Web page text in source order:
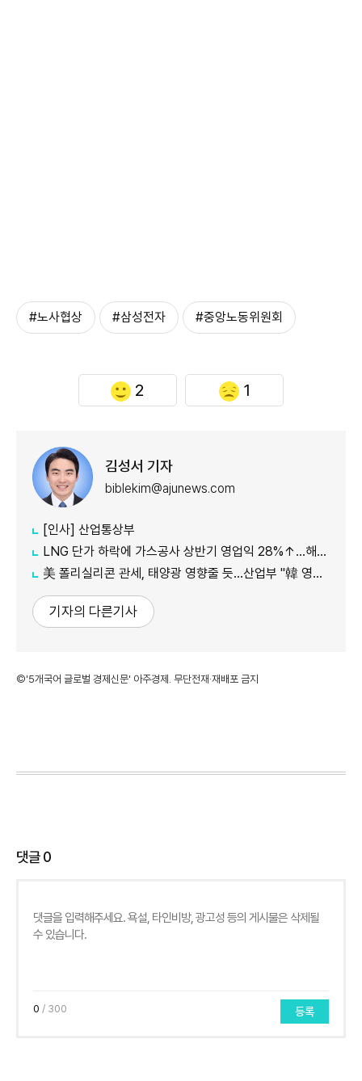
#노사협상 #삼성전자 #중앙노동위원회
2 1
김성서 기자
biblekim@ajunews.com
[인사] 산업통상부
LNG 단가 하락에 가스공사 상반기 영업익 28%↑…해외사업 호조도 한몫
美 폴리실리콘 관세, 태양광 영향줄 듯…산업부 "韓 영향 최소화 협의"
기자의 다른기사
©'5개국어 글로벌 경제신문' 아주경제. 무단전재·재배포 금지
댓글0
0 / 300 등록